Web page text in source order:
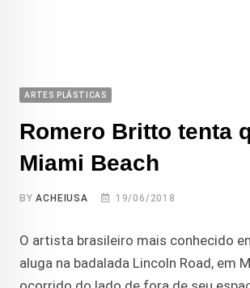
ARTES PLÁSTICAS
Romero Britto tenta
Miami Beach
BYACHEIUSA 19/06/2018
O artista brasileiro mais conhecido
aluga na badalada Lincoln Road,